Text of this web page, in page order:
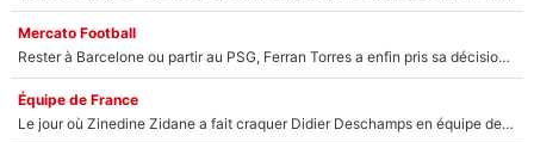
Mercato Football
Rester à Barcelone ou partir au PSG, Ferran Torres a enfin pris sa décision : La course contre la montre est lancée !
Équipe de France
Le jour où Zinedine Zidane a fait craquer Didier Deschamps en équipe de France : «Je m’en suis voulu», l’ancien sélectionneur a regretté son geste !